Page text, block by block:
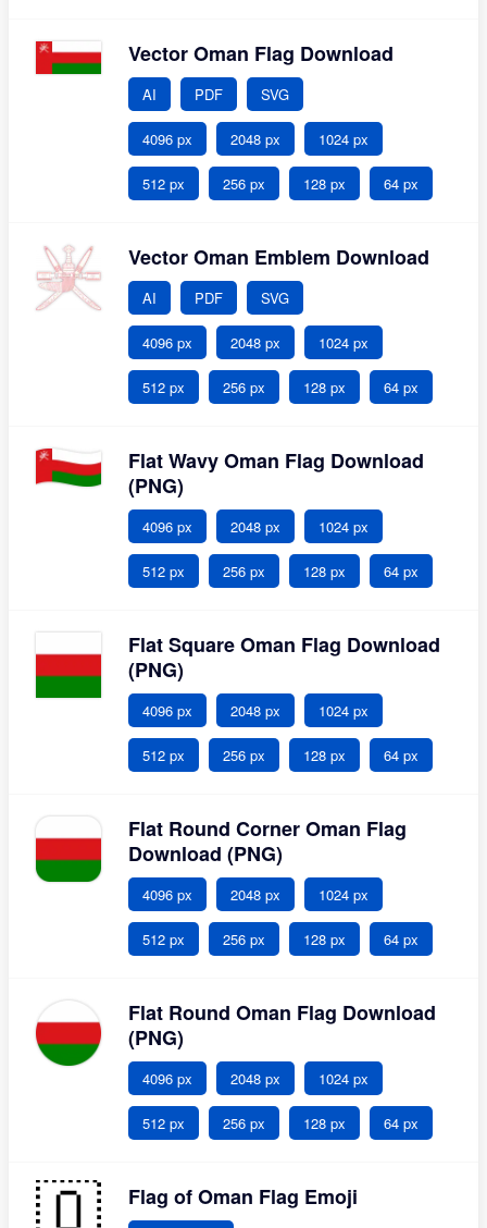
Vector Oman Flag Download
AI PDF SVG
4096 px 2048 px 1024 px
512 px 256 px 128 px 64 px
Vector Oman Emblem Download
AI PDF SVG
4096 px 2048 px 1024 px
512 px 256 px 128 px 64 px
Flat Wavy Oman Flag Download
(PNG)
4096 px 2048 px 1024 px
512 px 256 px 128 px 64 px
Flat Square Oman Flag Download
(PNG)
4096 px 2048 px 1024 px
512 px 256 px 128 px 64 px
Flat Round Corner Oman Flag
Download (PNG)
4096 px 2048 px 1024 px
512 px 256 px 128 px 64 px
Flat Round Oman Flag Download
(PNG)
4096 px 2048 px 1024 px
512 px 256 px 128 px 64 px
Flag of Oman Flag Emoji